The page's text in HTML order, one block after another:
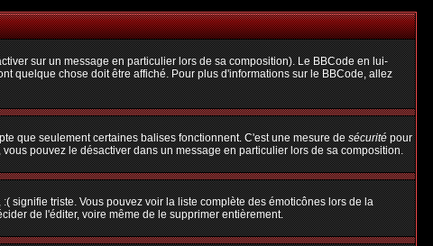
sur un message en particulier lors de sa composition). Le BBCode en lui-
quelque chose doit être affiché. Pour plus d'informations sur le BBCode, allez
que seulement certaines balises fonctionnent. C'est une mesure desécuritépour
pouvez le désactiver dans un message en particulier lors de sa composition.
signifie triste. Vous pouvez voir la liste complète des émoticônes lors de la
de l'éditer, voire même de le supprimer entièrement.